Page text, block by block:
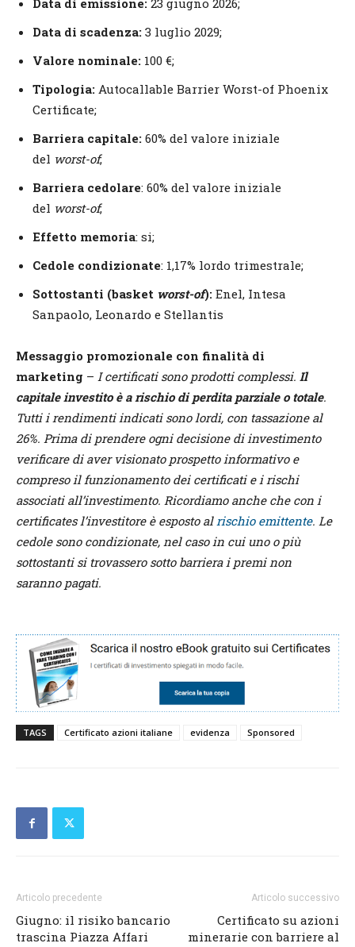
Data di scadenza: 3 luglio 2029;
Valore nominale: 100 €;
Tipologia: Autocallable Barrier Worst-of Phoenix
Certificate;
Barriera capitale: 60% del valore iniziale
del worst-of;
Barriera cedolare: 60% del valore iniziale
del worst-of;
Effetto memoria: si;
Cedole condizionate: 1,17% lordo trimestrale;
Sottostanti (basket worst-of): Enel, Intesa
Sanpaolo, Leonardo e Stellantis
Messaggio promozionale con finalità di
marketing – I certificati sono prodotti complessi. Il
capitale investito è a rischio di perdita parziale o totale.
Tutti i rendimenti indicati sono lordi, con tassazione al
26%. Prima di prendere ogni decisione di investimento
verificare di aver visionato prospetto informativo e
compreso il funzionamento dei certificati e i rischi
associati all’investimento. Ricordiamo anche che con i
certificates l’investitore è esposto al rischio emittente. Le
cedole sono condizionate, nel caso in cui uno o più
sottostanti si trovassero sotto barriera i premi non
saranno pagati.
TAGS Certificato azioni italiane evidenza Sponsored
Articolo precedente
Giugno: il risiko bancario
trascina Piazza Affari
Articolo successivo
Certificato su azioni
minerarie con barriere al